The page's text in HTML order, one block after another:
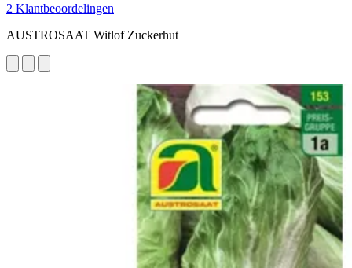
2 Klantbeoordelingen
AUSTROSAAT Witlof Zuckerhut